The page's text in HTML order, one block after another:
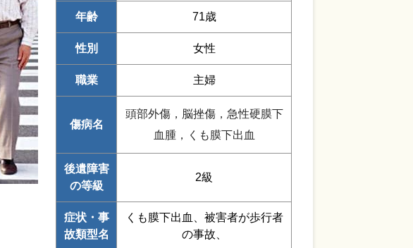
年齢 71歳
性別 女性
職業 主婦
傷病名
頭部外傷，脳挫傷，急性硬膜下
血腫，くも膜下出血
後遺障害
の等級
2級
症状・事
故類型名
くも膜下出血、被害者が歩行者
の事故、